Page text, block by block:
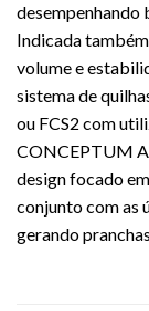
desempenhando
Indicada
volume e
sistema de
ou FCS2 com
CONCEPTUM
design focado
conjunto com as
gerando